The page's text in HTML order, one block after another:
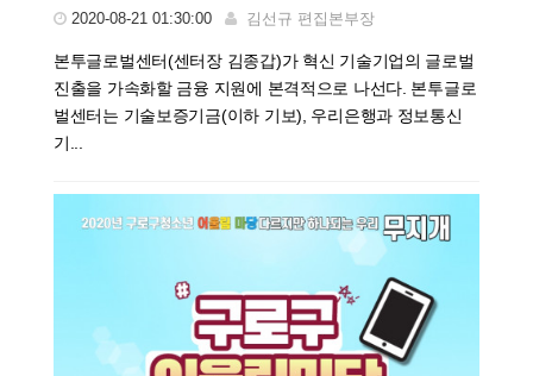
2020-08-21 01:30:00 김선규 편집본부장
본투글로벌센터(센터장 김종갑)가 혁신 기술기업의 글로벌
진출을 가속화할 금융 지원에 본격적으로 나선다. 본투글로
벌센터는 기술보증기금(이하 기보), 우리은행과 정보통신
기...